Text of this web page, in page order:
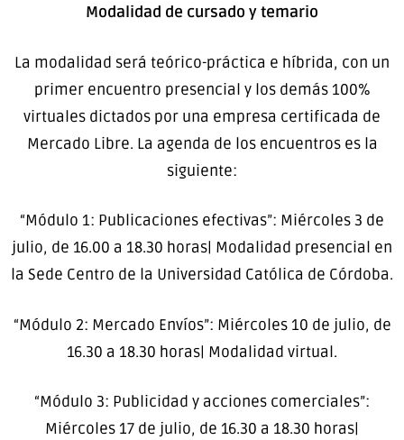
Modalidad de cursado y temario
La modalidad será teórico-práctica e híbrida, con un
primer encuentro presencial y los demás 100%
virtuales dictados por una empresa certificada de
Mercado Libre. La agenda de los encuentros es la
siguiente:
“Módulo 1: Publicaciones efectivas”: Miércoles 3 de
julio, de 16.00 a 18.30 horas| Modalidad presencial en
la Sede Centro de la Universidad Católica de Córdoba.
“Módulo 2: Mercado Envíos”: Miércoles 10 de julio, de
16.30 a 18.30 horas| Modalidad virtual.
“Módulo 3: Publicidad y acciones comerciales”:
Miércoles 17 de julio, de 16.30 a 18.30 horas|